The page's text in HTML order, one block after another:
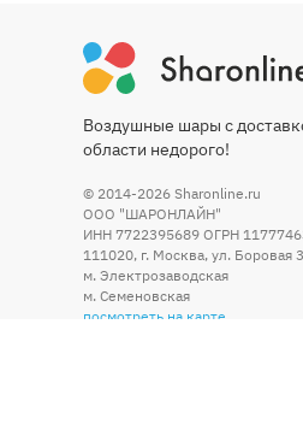
Воздушные шары с
области недорого!
© 2014-2026 Sharonline.ru
ООО "ШАРОНЛАЙН"
ИНН 7722395689 ОГРН
111020, г. Москва, ул. Боровая
м. Электрозаводская
м. Семеновская
посмотреть на карте